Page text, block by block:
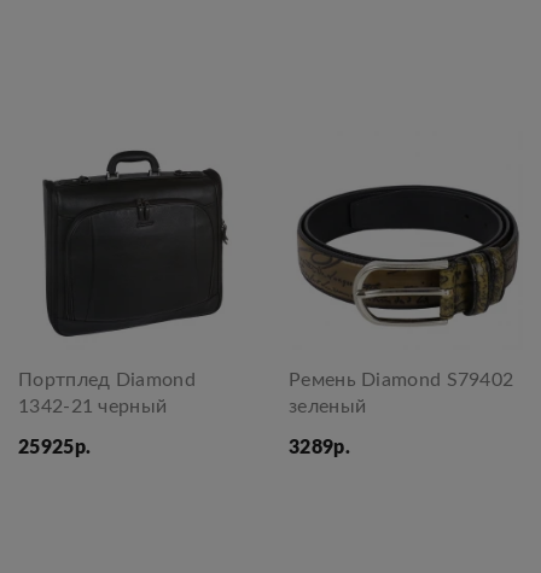
Портплед Diamond
1342-21 черный
25925р.
Ремень Diamond S79402
зеленый
3289р.